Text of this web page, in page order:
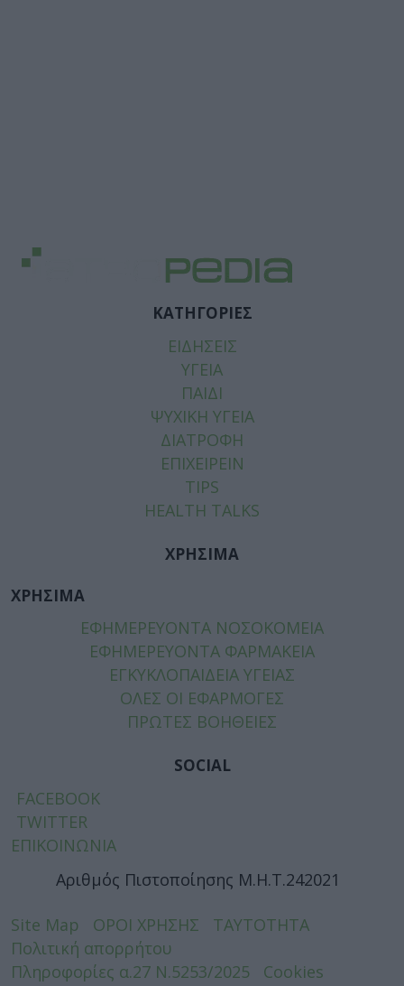
ΚΑΤΗΓΟΡΙΕΣ
ΕΙΔΗΣΕΙΣ
ΥΓΕΙΑ
ΠΑΙΔΙ
ΨΥΧΙΚΗ ΥΓΕΙΑ
ΔΙΑΤΡΟΦΗ
ΕΠΙΧΕΙΡΕΙΝ
TIPS
HEALTH TALKS
ΧΡΗΣΙΜΑ
ΧΡΗΣΙΜΑ
ΕΦΗΜΕΡΕΥΟΝΤΑ ΝΟΣΟΚΟΜΕΙΑ
ΕΦΗΜΕΡΕΥΟΝΤΑ ΦΑΡΜΑΚΕΙΑ
ΕΓΚΥΚΛΟΠΑΙΔΕΙΑ ΥΓΕΙΑΣ
ΟΛΕΣ ΟΙ ΕΦΑΡΜΟΓΕΣ
ΠΡΩΤΕΣ ΒΟΗΘΕΙΕΣ
SOCIAL
FACEBOOK
TWITTER
ΕΠΙΚΟΙΝΩΝΙΑ
Αριθμός Πιστοποίησης Μ.Η.Τ.242021
Site Map ΟΡΟΙ ΧΡΗΣΗΣ
ΤΑΥΤΟΤΗΤΑ
Πολιτική απορρήτου
Πληροφορίες α.27 Ν.5253/2025
Cookies